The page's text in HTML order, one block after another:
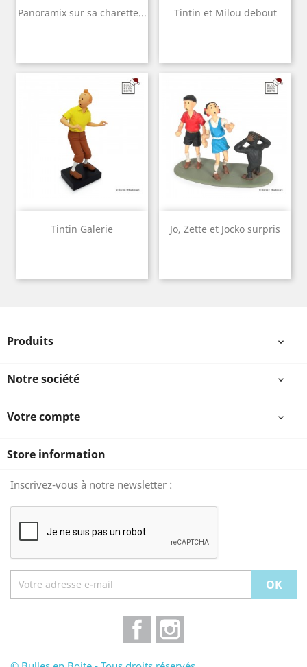
Panoramix sur sa charette... Tintin et Milou debout
Tintin Galerie Jo, Zette et Jocko surpris
Produits 
Notre société 
Votre compte 
Store information
Inscrivez-vous à notre newsletter :
Facebook